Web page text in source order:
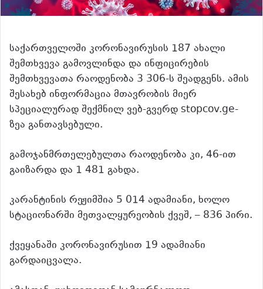
საქართველოში კორონავირუსის 187 ახალი
შემთხვევა გამოვლინდა და ინფიცირების
შემთხვევათა რაოდენობა 3 306-ს შეადგენს. ამის
შესახებ ინფორმაცია მთავრობის მიერ
სპეციალურად შექმნილ ვებ-გვერდ stopcov.ge-
ზეა განთავსებული.
გამოჯანმრთელებულთა რაოდენობა კი, 46-ით
გაიზარდა და 1 481 გახდა.
კარანტინის რეჟიმშია 5 014 ადამიანი, ხოლო
სტაციონარში მეთვალყურეობის ქვეშ, – 836 პირი.
ქვეყანაში კორონავირუსით 19 ადამიანი
გარდაიცვალა.